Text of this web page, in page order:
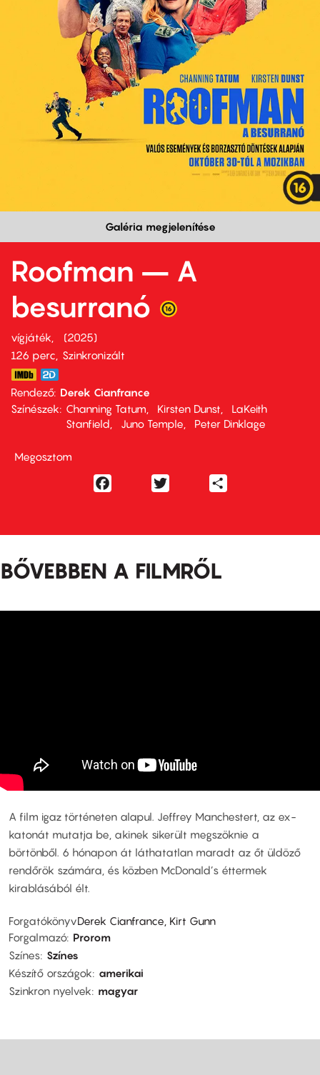
Galéria megjelenítése
Roofman – A
besurranó
vígjáték
2025
126 perc,
Szinkronizált
Rendező Derek Cianfrance
Színészek
Channing Tatum Kirsten Dunst
LaKeith
Stanfield
Juno Temple Peter Dinklage
Megosztom
Facebook
BŐVEBBEN A FILMRŐL
A film igaz történeten alapul. Jeffrey Manchestert, az ex-
katonát mutatja be, akinek sikerült megszöknie a
börtönből. 6 hónapon át láthatatlan maradt az őt üldöző
rendőrök számára, és közben McDonald’s éttermek
kirablásából élt.
ForgatókönyvDerek Cianfrance, Kirt Gunn
Forgalmazó Prorom
Színes Színes
Készítő országok
amerikai
Szinkron nyelvek
magyar